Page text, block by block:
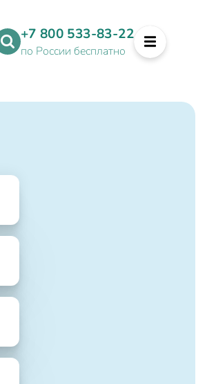
+7 800 533-83-22
по России бесплатно